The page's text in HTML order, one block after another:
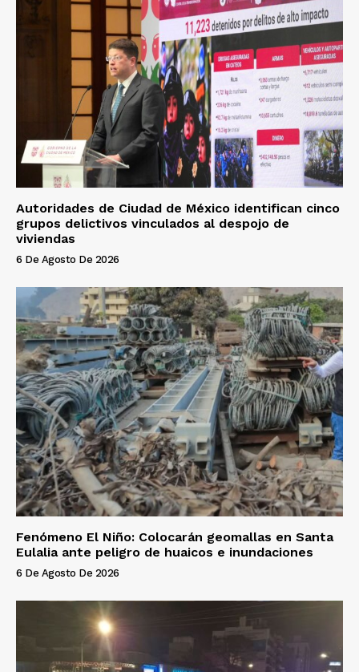
Autoridades de Ciudad de México identifican cinco
grupos delictivos vinculados al despojo de
viviendas
6 De Agosto De 2026
Fenómeno El Niño: Colocarán geomallas en Santa
Eulalia ante peligro de huaicos e inundaciones
6 De Agosto De 2026